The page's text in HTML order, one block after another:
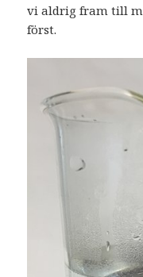
vi aldrig fram till
först.